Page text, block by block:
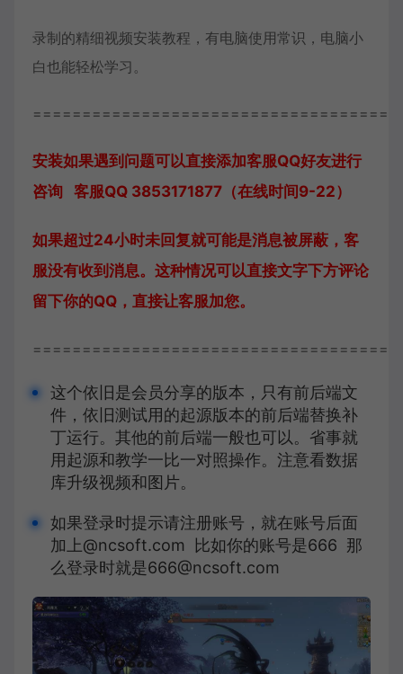
录制的精细视频安装教程，有电脑使用常识，电脑小
白也能轻松学习。
安装如果遇到问题可以直接添加客服QQ好友进行
咨询 客服QQ 3853171877（在线时间9-22）
如果超过24小时未回复就可能是消息被屏蔽，客
服没有收到消息。这种情况可以直接文字下方评论
留下你的QQ，直接让客服加您。
这个依旧是会员分享的版本，只有前后端文
件，依旧测试用的起源版本的前后端替换补
丁运行。其他的前后端一般也可以。省事就
用起源和教学一比一对照操作。注意看数据
库升级视频和图片。
如果登录时提示请注册账号，就在账号后面
加上@ncsoft.com 比如你的账号是666 那
么登录时就是666@ncsoft.com